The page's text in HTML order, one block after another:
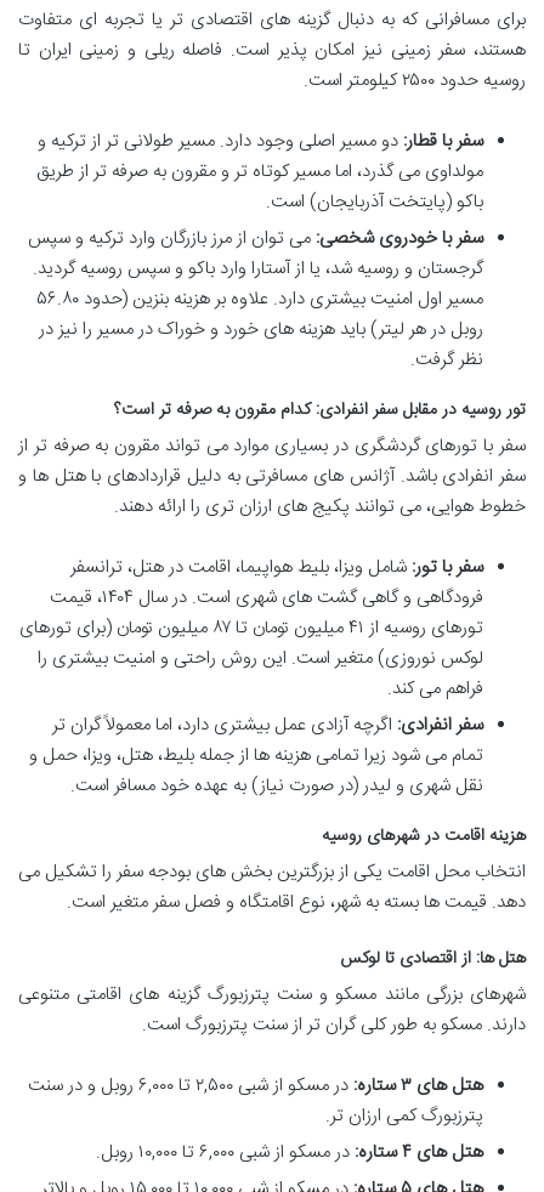
برای مسافرانی که به دنبال گزینه های اقتصادی تر یا تجربه ای متفاوت
هستند، سفر زمینی نیز امکان پذیر است. فاصله ریلی و زمینی ایران تا
روسیه حدود ۲۵۰۰ کیلومتر است.
سفر با قطار: دو مسیر اصلی وجود دارد. مسیر طولانی تر از ترکیه و
مولداوی می گذرد، اما مسیر کوتاه تر و مقرون به صرفه تر از طریق
باکو (پایتخت آذربایجان) است.
سفر با خودروی شخصی: می توان از مرز بازرگان وارد ترکیه و سپس
گرجستان و روسیه شد، یا از آستارا وارد باکو و سپس روسیه گردید.
مسیر اول امنیت بیشتری دارد. علاوه بر هزینه بنزین (حدود ۵۶.۸۰
روبل در هر لیتر) باید هزینه های خورد و خوراک در مسیر را نیز در
نظر گرفت.
تور روسیه در مقابل سفر انفرادی: کدام مقرون به صرفه تر است؟
سفر با تورهای گردشگری در بسیاری موارد می تواند مقرون به صرفه تر از
سفر انفرادی باشد. آژانس های مسافرتی به دلیل قراردادهای با هتل ها و
خطوط هوایی، می توانند پکیج های ارزان تری را ارائه دهند.
سفر با تور: شامل ویزا، بلیط هواپیما، اقامت در هتل، ترانسفر
فرودگاهی و گاهی گشت های شهری است. در سال ۱۴۰۴، قیمت
تورهای روسیه از ۴۱ میلیون تومان تا ۸۷ میلیون تومان (برای تورهای
لوکس نوروزی) متغیر است. این روش راحتی و امنیت بیشتری را
فراهم می کند.
سفر انفرادی: اگرچه آزادی عمل بیشتری دارد، اما معمولاً گران تر
تمام می شود زیرا تمامی هزینه ها از جمله بلیط، هتل، ویزا، حمل و
نقل شهری و لیدر (در صورت نیاز) به عهده خود مسافر است.
هزینه اقامت در شهرهای روسیه
انتخاب محل اقامت یکی از بزرگترین بخش های بودجه سفر را تشکیل می
دهد. قیمت ها بسته به شهر، نوع اقامتگاه و فصل سفر متغیر است.
هتل ها: از اقتصادی تا لوکس
شهرهای بزرگی مانند مسکو و سنت پترزبورگ گزینه های اقامتی متنوعی
دارند. مسکو به طور کلی گران تر از سنت پترزبورگ است.
هتل های ۳ ستاره:
در مسکو از شبی ۲,۵۰۰ تا ۶,۰۰۰ روبل و در سنت
پترزبورگ کمی ارزان تر.
هتل های ۴ ستاره:
در مسکو از شبی ۶,۰۰۰ تا ۱۰,۰۰۰ روبل.